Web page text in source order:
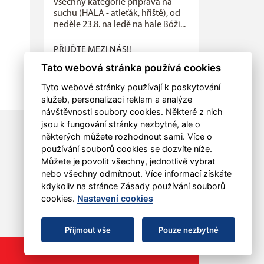
všechny kategorie příprava na
suchu (HALA - atleťák, hřiště), od
neděle 23.8. na ledě na hale Bóži...
PŘIJĎTE MEZI NÁS!!
V pondělí 4.května zahájily
kategorie letní přípravu na sezónu
2026-2027, která bude ukončena
letním...
Dětský sportovní den
V sobotu 30. května mohli opět
lanškrounské děti oslavit svůj
svátek pohybem.
Tato webová stránka používá cookies
Tyto webové stránky používají k poskytování
služeb, personalizaci reklam a analýze
návštěvnosti soubory cookies. Některé z nich
jsou k fungování stránky nezbytné, ale o
některých můžete rozhodnout sami. Více o
používání souborů cookies se dozvíte níže.
Můžete je povolit všechny, jednotlivě vybrat
nebo všechny odmítnout. Více informací získáte
kdykoliv na stránce Zásady používání souborů
cookies. Nastavení cookies
Přijmout vše Pouze nezbytné